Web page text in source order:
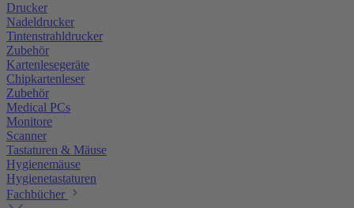
Drucker
Nadeldrucker
Tintenstrahldrucker
Zubehör
Kartenlesegeräte
Chipkartenleser
Zubehör
Medical PCs
Monitore
Scanner
Tastaturen & Mäuse
Hygienemäuse
Hygienetastaturen
Fachbücher